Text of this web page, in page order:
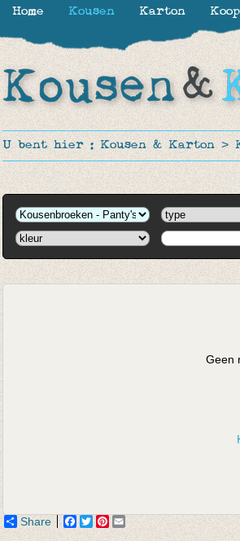
U bent hier : Kousen & Karton >
Geen
Share Facebook
TwitterPinterest
Home Kousen Karton